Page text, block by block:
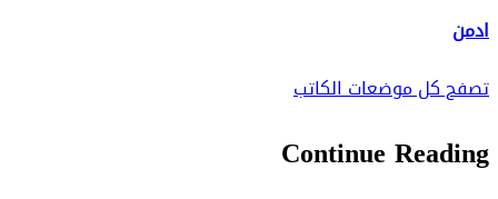
ادمن
تصفح كل موضعات الكاتب
Continue Reading